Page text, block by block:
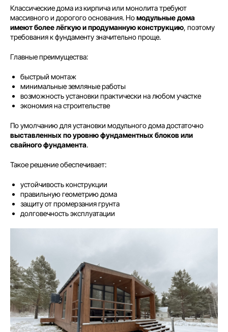
Классические дома из кирпича или монолита требуют
массивного и дорогого основания. Номодульные дома
имеют более лёгкую и продуманную конструкцию, поэтому
требования к фундаменту значительно проще.
Главные преимущества:
быстрый монтаж
минимальные земляные работы
возможность установки практически на любом участке
экономия на строительстве
По умолчанию для установки модульного дома достаточно
выставленных по уровню фундаментных блоков или
свайного фундамента.
Такое решение обеспечивает:
устойчивость конструкции
правильную геометрию дома
защиту от промерзания грунта
долговечность эксплуатации